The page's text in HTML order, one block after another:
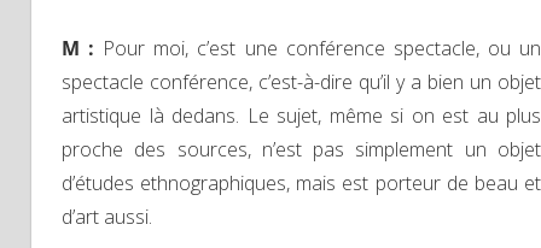
M : Pour moi, c’est une conférence spectacle, ou un
spectacle conférence, c’est-à-dire qu’il y a bien un objet
artistique là dedans. Le sujet, même si on est au plus
proche des sources, n’est pas simplement un objet
d’études ethnographiques, mais est porteur de beau et
d’art aussi.